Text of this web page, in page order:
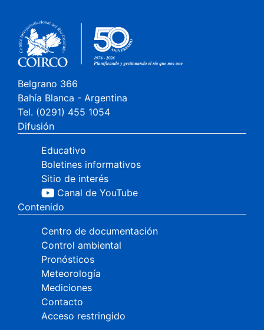
Belgrano 366
Bahía Blanca - Argentina
Tel. (0291) 455 1054
Difusión
Educativo
Boletines informativos
Sitio de interés
Canal de YouTube
Contenido
Centro de documentación
Control ambiental
Pronósticos
Meteorología
Mediciones
Contacto
Acceso restringido